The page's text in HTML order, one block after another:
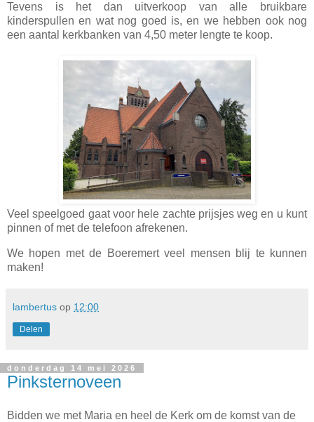
Tevens is het dan uitverkoop van alle bruikbare
kinderspullen en wat nog goed is, en we hebben ook nog
een aantal kerkbanken van 4,50 meter lengte te koop.
Veel speelgoed gaat voor hele zachte prijsjes weg en u kunt
pinnen of met de telefoon afrekenen.
We hopen met de Boeremert veel mensen blij te kunnen
maken!
lambertus op 12:00
Delen
donderdag 14 mei 2026
Pinksternoveen
Bidden we met Maria en heel de Kerk om de komst van de